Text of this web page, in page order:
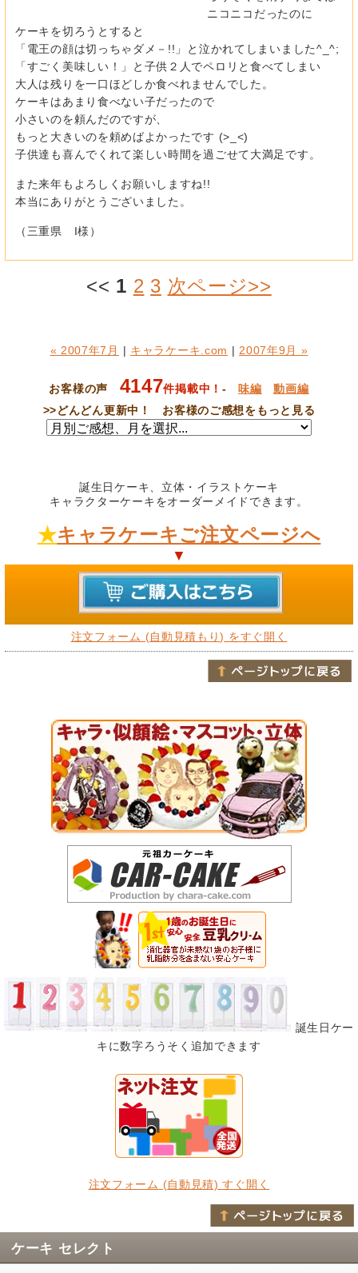
ニコニコだったのに
ケーキを切ろうとすると
「電王の顔は切っちゃダメ－!!」と泣かれてしまいました^_^;
「すごく美味しい！」と子供２人でペロリと食べてしまい
大人は残りを一口ほどしか食べれませんでした。
ケーキはあまり食べない子だったので
小さいのを頼んだのですが、
もっと大きいのを頼めばよかったです (>_<)
子供達も喜んでくれて楽しい時間を過ごせて大満足です。
また来年もよろしくお願いしますね!!
本当にありがとうございました。
（三重県 I様）
<< 1 2 3 次ページ>>
« 2007年7月 | キャラケーキ.com | 2007年9月 »
お客様の声 4147件掲載中！ - 味編
動画編
>>どんどん更新中！ お客様のご感想をもっと見る
誕生日ケーキ、立体・イラストケーキ
キャラクターケーキをオーダーメイドできます。
★キャラケーキご注文ページへ
▼
注文フォーム (自動見積もり) をすぐ開く
誕生日ケー
キに数字ろうそく追加できます
注文フォーム (自動見積) すぐ開く
ケーキ セレクト